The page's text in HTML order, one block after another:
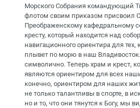
Морского Собрания командующий
флотом своим приказом присвоил
Преображенскому кафедральному
кресту, который находится над
навигационного ориентира для тех,
плывет по морю в наш
символично. Теперь храм и крест,
являются ориентиром для всех
конечно, ориентиром для наших
не только талантливы в спорте, в
но и то, что они тянутся к Богу, мы